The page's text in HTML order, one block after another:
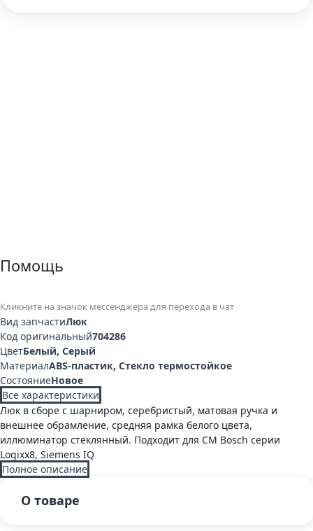
Помощь
Кликните на значок мессенджера для перехода в чат
Вид запчастиЛюк
Код оригинальный704286
ЦветБелый, Серый
МатериалABS-пластик, Стекло термостойкое
СостояниеНовое
Все характеристики
Люк в сборе с шарниром, серебристый, матовая ручка и
внешнее обрамление, средняя рамка белого цвета,
иллюминатор стеклянный. Подходит для СМ Bosch серии
Logixx8, Siemens IQ
Полное описание
О товаре